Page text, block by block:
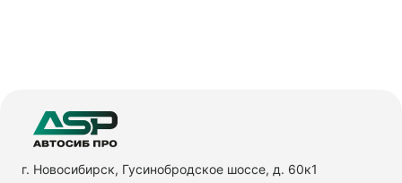
г. Новосибирск, Гусинобродское шоссе, д. 60к1